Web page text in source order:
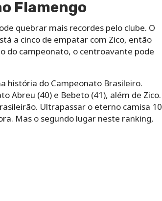
Flamengo
quebrar mais recordes pelo clube. O
a cinco de empatar com Zico, então
do campeonato, o centroavante pode
história do Campeonato Brasileiro.
Abreu (40) e Bebeto (41), além de Zico.
Ultrapassar o eterno camisa 10
Mas o segundo lugar neste ranking,